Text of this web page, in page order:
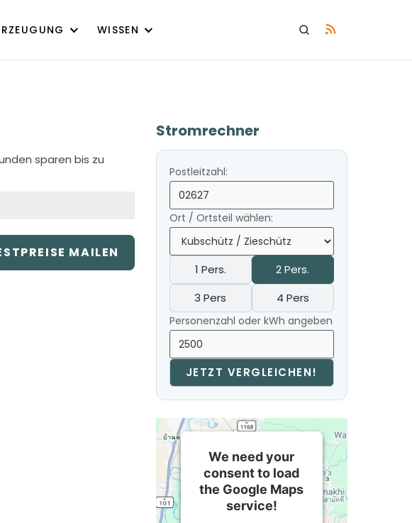
WISSEN
sparen bis zu
MAILEN
Stromrechner
Postleitzahl:
Ort / Ortsteil wählen:
1 Pers.
2 Pers.
3 Pers
4 Pers
Personenzahl oder kWh angeben
JETZT VERGLEICHEN!
We need your
consent to load
the Google Maps
service!